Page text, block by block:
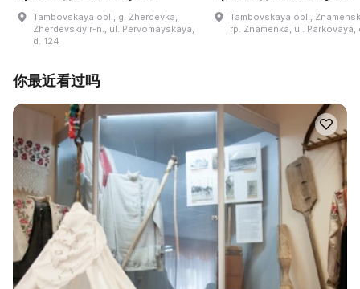
Tambovskaya obl., g. Zherdevka,
Zherdevskiy r-n., ul. Pervomayskaya,
d. 124
Tambovskaya obl.,
rp. Znamenka, ul. Parkovaya,
你最近看过吗